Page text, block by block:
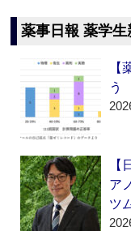
薬事日報 薬学
う
ア
ツ